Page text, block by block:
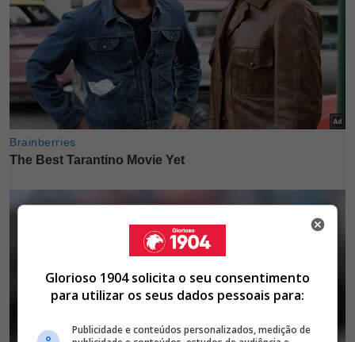
Glorioso 1904 solicita o seu consentimento
para utilizar os seus dados pessoais para:
Publicidade e conteúdos personalizados, medição de